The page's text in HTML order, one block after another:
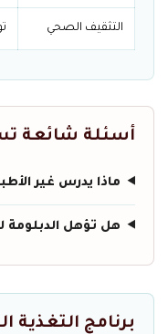
التثقيف الصحي
أسئلة شائعة
ماذا يدرس غير
هل تؤهل الدبلومة
برنامج التغذية